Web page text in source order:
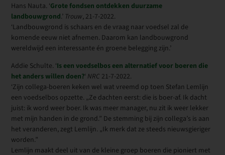
Hans Nauta. ‘Grote fondsen ontdekken duurzame
landbouwgrond.’ Trouw, 21-7-2022.
‘Landbouwgrond is schaars en de vraag naar voedsel zal de
komende eeuw niet afnemen. Daarom kan landbouwgrond
wereldwijd een interessante én groene belegging zijn.’
Addie Schulte. ‘Is een voedselbos een alternatief voor boeren die
het anders willen doen?‘ NRC 21-7-2022.
‘Zijn collega-boeren keken wel wat vreemd op toen Stefan Lemlijn
een voedselbos opzette. „Ze dachten eerst: die is boer-af. Ik dacht
juist: ik word weer boer. Ik was meer manager, nu zit ik weer lekker
met mijn handen in de grond.” De stemming bij zijn collega’s is aan
het veranderen, zegt Lemlijn. „Ik merk dat ze steeds nieuwsgieriger
worden.”
Lemlijn maakt deel uit van de kleine groep boeren die pioniert met